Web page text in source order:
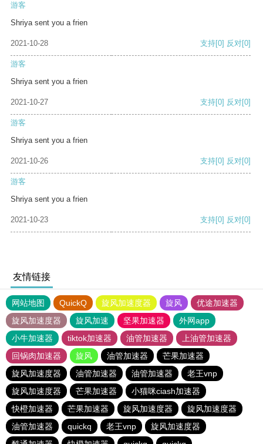
游客
Shriya sent you a frien
2021-10-28 支持[0] 反对[0]
游客
Shriya sent you a frien
2021-10-27 支持[0] 反对[0]
游客
Shriya sent you a frien
2021-10-26 支持[0] 反对[0]
游客
Shriya sent you a frien
2021-10-23 支持[0] 反对[0]
友情链接
网站地图 QuickQ 旋风加速度器 旋风
优途加速器
旋风加速度器
旋风加速 坚果加速器
外网app
小牛加速器
tiktok加速器 油管加速器
上油管加速器
回锅肉加速器
旋风 油管加速器
芒果加速器
旋风加速度器
油管加速器 油管加速器
老王vnp
旋风加速度器
芒果加速器
小猫咪ciash加速器
快橙加速器
芒果加速器 旋风加速度器
旋风加速度器
油管加速器
quickq 老王vnp
旋风加速度器